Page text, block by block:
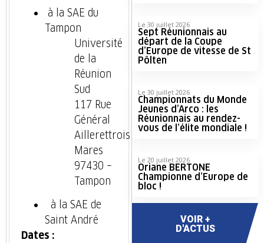
à la SAE du
Tampon
Université
de la
Réunion
Sud
117 Rue
Général
Aillerettrois
Mares
97430 –
Tampon
à la SAE de
Saint André
Dates :
Le 30 juillet 2026
Sept Réunionnais au
départ de la Coupe
d’Europe de vitesse de St
Pölten
Le 30 juillet 2026
Championnats du Monde
Jeunes d’Arco : les
Réunionnais au rendez-
vous de l’élite mondiale !
Le 20 juillet 2026
Oriane BERTONE
Championne d’Europe de
bloc !
VOIR +
D'ACTUS